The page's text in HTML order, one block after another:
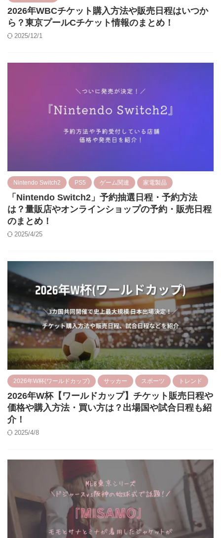
2026年WBCチケット購入方法や販売日程はいつか
ら？東京プールCチケット情報のまとめ！
2025/12/1
Nintendo Switch2 PS5 ゲーム関連 家電製品
「Nintendo Switch2」予約抽選日程・予約方法
は？量販店やオンラインショップの予約・販売日程
のまとめ！
2025/4/25
2026年W杯(ワールドカップ) サッカー スポーツ トレンド
2026年W杯【ワールドカップ】チケット販売日程や
価格や購入方法・買い方は？出場国や試合日程も紹
介！
2025/4/8